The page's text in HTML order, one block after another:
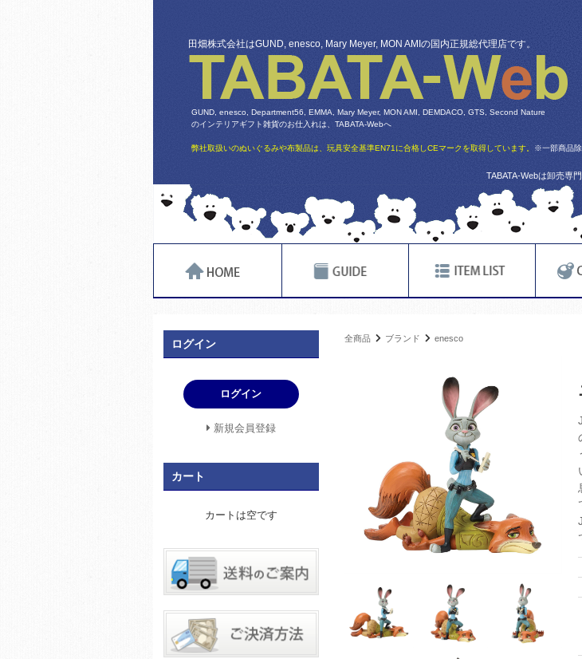
田畑株式会社はGUND, enesco, Mary Meyer, MON AMIの国内正規総代理店です。
GUND, enesco, Department56, EMMA, Mary Meyer, MON AMI, DEMDACO, GTS, Second Nature
のインテリアギフト雑貨のお仕入れは、TABATA-Webへ
弊社取扱いのぬいぐるみや布製品は、玩具安全基準EN71に合格しCEマークを取得しています。 ※一部商品除
TABATA-Webは卸売専
全商品 ブランド enesco
ログイン
ログイン
新規会員登録
カート
カートは空です